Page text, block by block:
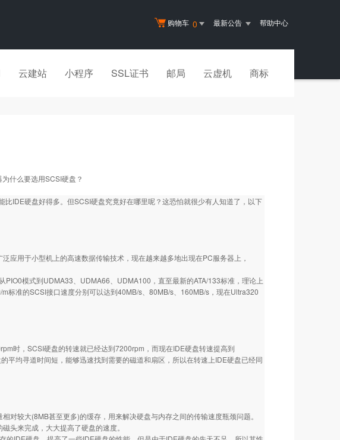
购物车 0 最新公告 帮助中心
云建站 小程序 SSL证书 邮局 云虚机 商标
什么要选用SCSI硬盘？
IDE硬盘好得多。但SCSI硬盘究竟好在哪里呢？这恐怕就很少有人知道了，以下
应用于小型机上的高速数据传输技术，现在越来越多地出现在PC服务器上，
模式到UDMA33、UDMA66、UDMA100，直至最新的ATA/133标准，理论上
标准的SCSI接口速度分别可以达到40MB/s、80MB/s、160MB/s，现在Ultra320
时，SCSI硬盘的转速就已经达到7200rpm，而现在IDE硬盘转速提高到
均寻道时间短，能够迅速找到需要的磁道和扇区，所以在转速上IDE硬盘已经同
对较大(8MB甚至更多)的缓存，用来解决硬盘与内存之间的传输速度瓶颈问题。
头来完成，大大提高了硬盘的速度。